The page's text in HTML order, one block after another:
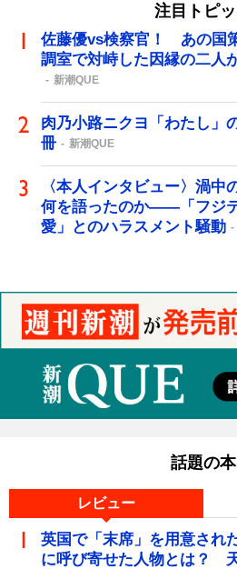
注目トピ
佐藤優vs検察官！ あの国
調室で対峙した因縁の二人
新潮QUE
肉乃小路ニクヨ「わたし」
冊
新潮QUE
〈本人インタビュー〉渦中
何を語ったのか――「フジ
愛」とのハラスメント騒動
話題の本
レビュー
英国で「末席」を用意され
に呼び寄せた人物とは？